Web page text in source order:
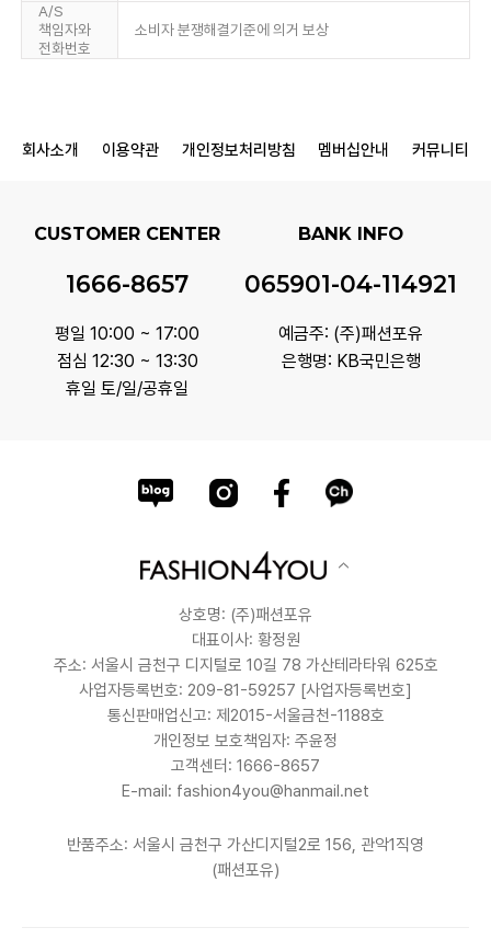
A/S
책임자와
전화번호
소비자 분쟁해결기준에 의거 보상
회사소개 이용약관 개인정보처리방침 멤버십안내 커뮤니티
CUSTOMER CENTER
1666-8657
평일 10:00 ~ 17:00
점심 12:30 ~ 13:30
휴일 토/일/공휴일
BANK INFO
065901-04-114921
예금주: (주)패션포유
은행명: KB국민은행
상호명: (주)패션포유
대표이사: 황정원
주소: 서울시 금천구 디지털로 10길 78 가산테라타워 625호
사업자등록번호: 209-81-59257 [사업자등록번호]
통신판매업신고: 제2015-서울금천-1188호
개인정보 보호책임자: 주윤정
고객센터: 1666-8657
E-mail: fashion4you@hanmail.net
반품주소: 서울시 금천구 가산디지털2로 156, 관악1직영
(패션포유)